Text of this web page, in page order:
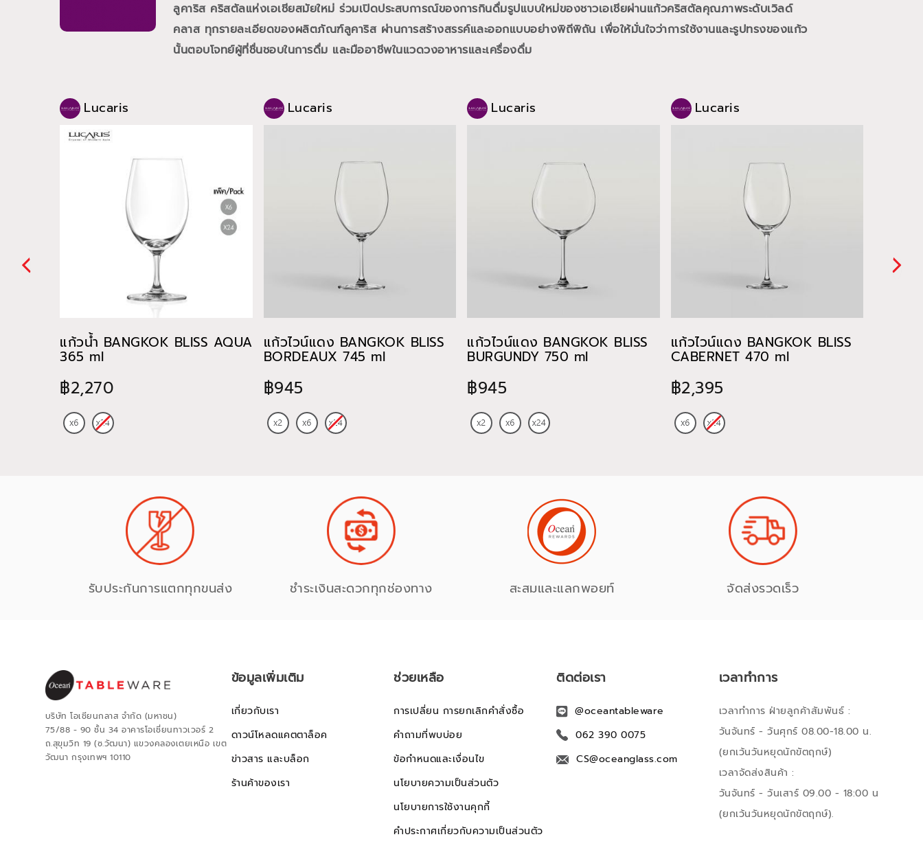
ลูคาริส คริสตัลแห่งเอเชียสมัยใหม่ ร่วมเปิดประสบการณ์ของการกินดื่มรูปแบบใหม่ของชาวเอเชียผ่านแก้วคริสตัลคุณภาพระดับเวิลด์
คลาส ทุกรายละเอียดของผลิตภัณฑ์ลูคาริส ผ่านการสร้างสรรค์และออกแบบอย่างพิถีพิถัน เพื่อให้มั่นใจว่าการใช้งานและรูปทรงของแก้ว
นั้นตอบโจทย์ผู้ที่ชื่นชอบในการดื่ม และมืออาชีพในแวดวงอาหารและเครื่องดื่ม
Lucaris
แก้วน้ำ BANGKOK BLISS AQUA
365 ml
฿2,270
Lucaris
แก้วไวน์แดง BANGKOK BLISS
BORDEAUX 745 ml
฿945
Lucaris
แก้วไวน์แดง BANGKOK BLISS
BURGUNDY 750 ml
฿945
Lucaris
แก้วไวน์แดง BANGKOK BLISS
CABERNET 470 ml
฿2,395
รับประกันการแตกทุกขนส่ง ชำระเงินสะดวกทุกช่องทาง สะสมและแลกพอยท์ จัดส่งรวดเร็ว
บริษัท โอเชียนกลาส จำกัด (มหาชน)
75/88 - 90 ชั้น 34 อาคารโอเชี่ยนทาวเวอร์ 2
ถ.สุขุมวิท 19 (ซ.วัฒนา) แขวงคลองเตยเหนือ เขต
วัฒนา กรุงเทพฯ 10110
ข้อมูลเพิ่มเติม
เกี่ยวกับเรา
ดาวน์โหลดแคตตาล็อค
ข่าวสาร และบล็อก
ร้านค้าของเรา
ช่วยเหลือ
การเปลี่ยน การยกเลิกคำสั่งซื้อ
คำถามที่พบบ่อย
ข้อกำหนดและเงื่อนไข
นโยบายความเป็นส่วนตัว
นโยบายการใช้งานคุกกี้
คำประกาศเกี่ยวกับความเป็นส่วนตัว
ติดต่อเรา
@oceantableware
062 390 0075
CS@oceanglass.com
เวลาทำการ
เวลาทำการ ฝ่ายลูกค้าสัมพันธ์ :
วันจันทร์ - วันศุกร์ 08.00-18.00 น.
(ยกเว้นวันหยุดนักขัตฤกษ์)
เวลาจัดส่งสินค้า :
วันจันทร์ - วันเสาร์ 09.00 - 18:00 น
(ยกเว้นวันหยุดนักขัตฤกษ์).